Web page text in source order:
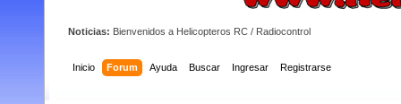
Noticias: Bienvenidos a Helicopteros RC / Radiocontrol
Inicio Forum Ayuda Buscar Ingresar Registrarse